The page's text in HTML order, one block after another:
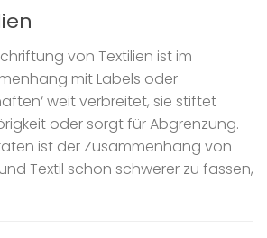
von Textilien ist im
mit Labels oder
weit verbreitet, sie stiftet
oder sorgt für Abgrenzung.
ist der Zusammenhang von
Textil schon schwerer zu fassen,